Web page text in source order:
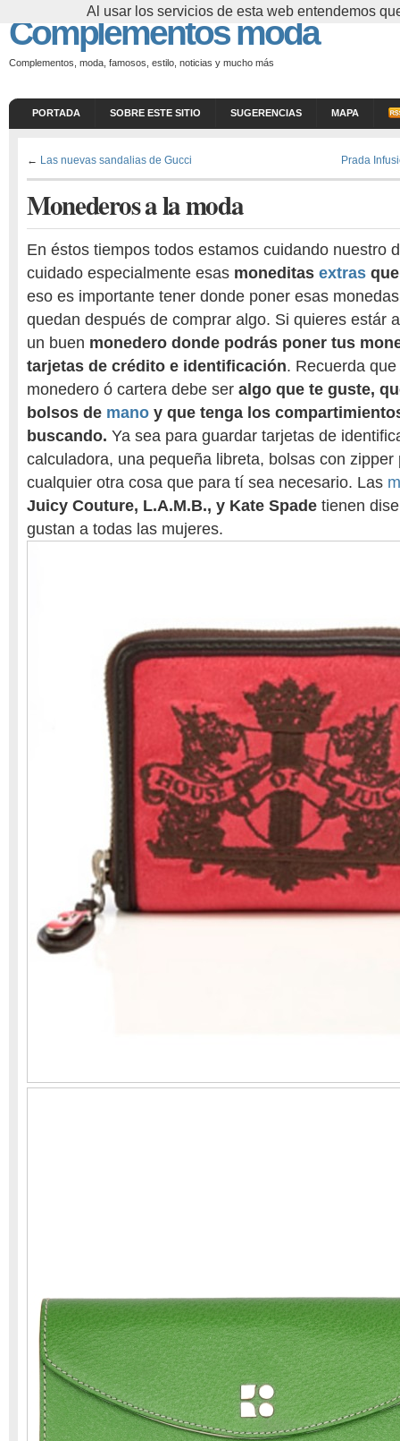
Complementos moda
Complementos, moda, famosos, estilo, noticias y mucho más
PORTADA SOBRE ESTE SITIO SUGERENCIAS MAPA
← Las nuevas sandalias de Gucci Prada
Monederos a la moda
En éstos tiempos todos estamos cuidando nuestro
cuidado especialmente esas moneditas extras
eso es importante tener donde poner esas
quedan después de comprar algo. Si quieres estár
un buen monedero donde podrás poner tus
tarjetas de crédito e identificación. Recuerda
monedero ó cartera debe ser algo que te guste,
bolsos de mano y que tenga los
buscando. Ya sea para guardar tarjetas de
calculadora, una pequeña libreta, bolsas con zipper
cualquier otra cosa que para tí sea necesario. Las
Juicy Couture, L.A.M.B., y Kate Spade tienen
gustan a todas las mujeres.
Al usar los servicios de esta web entendemos